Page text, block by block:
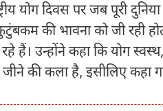
योग दिवस पर जब पूरी
की भावना को जी रही
हैं। उन्होंने कहा कि योग
की कला है, इसीलिए कहा